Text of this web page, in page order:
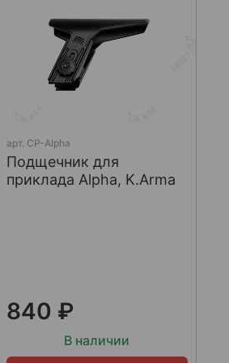
арт. CP-Alpha
Подщечник для
приклада Alpha, K.Arma
840 ₽
В наличии